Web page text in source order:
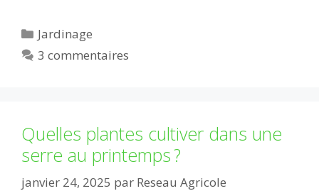
Catégories
Jardinage
3 commentaires
Quelles plantes cultiver dans une
serre au printemps ?
janvier 24, 2025 par Reseau Agricole